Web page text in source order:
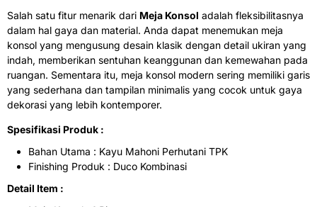
Salah satu fitur menarik dari Meja Konsol adalah fleksibilitasnya
dalam hal gaya dan material. Anda dapat menemukan meja
konsol yang mengusung desain klasik dengan detail ukiran yang
indah, memberikan sentuhan keanggunan dan kemewahan pada
ruangan. Sementara itu, meja konsol modern sering memiliki garis
yang sederhana dan tampilan minimalis yang cocok untuk gaya
dekorasi yang lebih kontemporer.
Spesifikasi Produk :
Bahan Utama : Kayu Mahoni Perhutani TPK
Finishing Produk : Duco Kombinasi
Detail Item :